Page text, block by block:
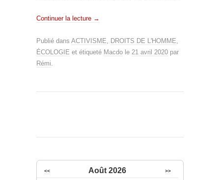
Continuer la lecture →
Publié dans ACTIVISME DROITS DE L'HOMME
ÉCOLOGIE et étiqueté Macdo le 21 avril 2020 par
Rémi
<< Août 2026 >>